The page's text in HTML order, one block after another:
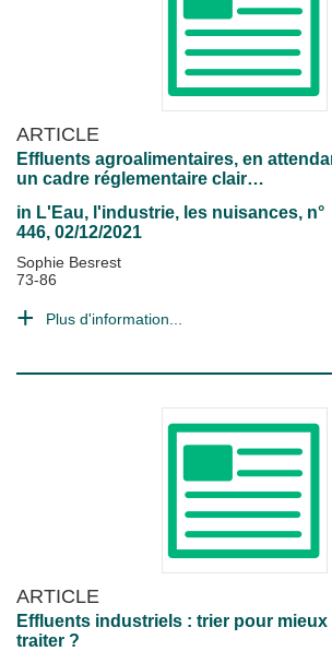
ARTICLE
Effluents agroalimentaires, en
un cadre réglementaire clair…
in L'Eau, l'industrie, les nuisances, n°
446, 02/12/2021
Sophie Besrest
73-86
Plus d'information...
ARTICLE
Effluents industriels : trier pour mieux
traiter ?